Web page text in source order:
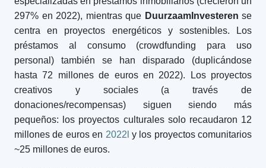
297% en 2022), mientras que DuurzaamInvesteren se
centra en proyectos energéticos y sostenibles. Los
préstamos al consumo (crowdfunding para uso
personal) también se han disparado (duplicándose
hasta 72 millones de euros en 2022). Los proyectos
creativos y sociales (a través de
donaciones/recompensas) siguen siendo más
pequeños: los proyectos culturales solo recaudaron 12
millones de euros en 2022l y los proyectos comunitarios
~25 millones de euros.